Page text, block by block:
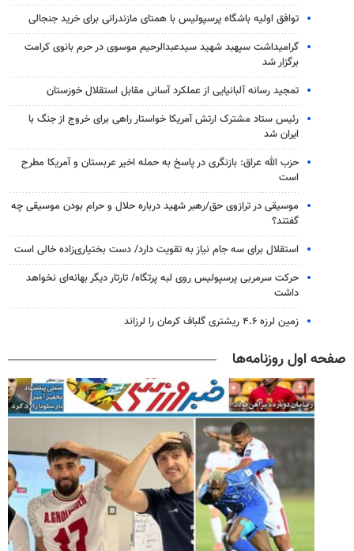
توافق اولیه باشگاه پرسپولیس با همتای مازندرانی برای خرید جنجالی
گرامیداشت سپهبد شهید سیدعبدالرحیم موسوی در حرم بانوی کرامت
برگزار شد
تمجید رسانه آلبانیایی از عملکرد آسانی مقابل استقلال خوزستان
رئیس ستاد مشترک ارتش آمریکا خواستار راهی برای خروج از جنگ با
ایران شد
حزب الله عراق: بازنگری در پاسخ به حمله اخیر عربستان و آمریکا مطرح
است
موسیقی در ترازوی حق/رهبر شهید درباره حلال و حرام بودن موسیقی چه
گفتند؟
استقلال برای سه جام نیاز به تقویت دارد/ دست بختیاری‌زاده خالی است
حرکت سرمربی پرسپولیس روی لبه پرتگاه/ تارتار دیگر بهانه‌ای نخواهد
داشت
زمین لرزه ۴.۶ ریشتری گلباف کرمان را لرزاند
صفحه اول روزنامه‌ها